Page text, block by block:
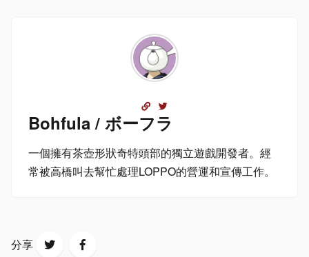
Bohfula / ボーフラ
一個擁有茶壺形狀奇特頭部的獨立遊戲開發者。經
常被高橋叫去幫忙處理LOPPO的營運和宣傳工作。
分享